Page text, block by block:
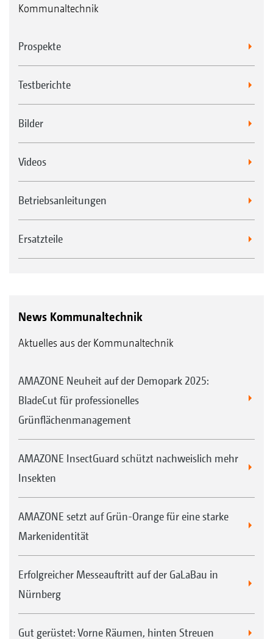
Kommunaltechnik
Prospekte
Testberichte
Bilder
Videos
Betriebsanleitungen
Ersatzteile
News Kommunaltechnik
Aktuelles aus der Kommunaltechnik
AMAZONE Neuheit auf der Demopark 2025:
BladeCut für professionelles
Grünflächenmanagement
AMAZONE InsectGuard schützt nachweislich mehr
Insekten
AMAZONE setzt auf Grün-Orange für eine starke
Markenidentität
Erfolgreicher Messeauftritt auf der GaLaBau in
Nürnberg
Gut gerüstet: Vorne Räumen, hinten Streuen